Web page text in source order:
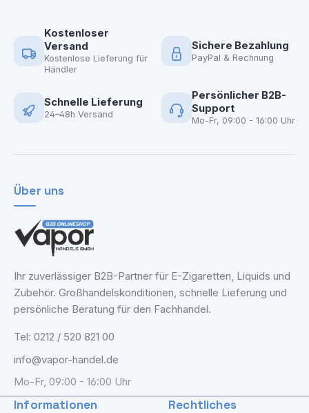
Kostenloser
Versand
Kostenlose Lieferung für
Händler
Sichere Bezahlung
PayPal & Rechnung
Schnelle Lieferung
24–48h Versand
Persönlicher B2B-
Support
Mo-Fr, 09:00 - 16:00 Uhr
Über uns
Ihr zuverlässiger B2B-Partner für E-Zigaretten, Liquids und
Zubehör. Großhandelskonditionen, schnelle Lieferung und
persönliche Beratung für den Fachhandel.
Tel: 0212 / 520 821 00
info@vapor-handel.de
Mo-Fr, 09:00 - 16:00 Uhr
Informationen Rechtliches